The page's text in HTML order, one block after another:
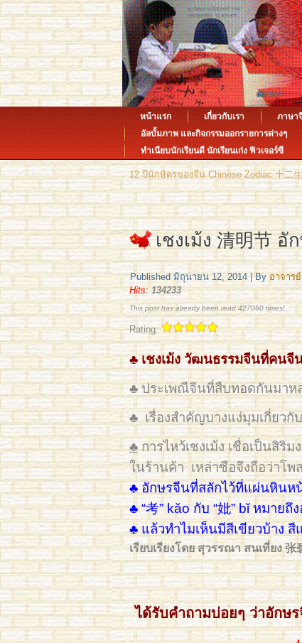
หน้าแรก เกี่ยวกับเรา ภาษา
อัลบั้มภาพ และกิจกรรมออกรายการต่างๆ
ทำเนียบนักเรียนดี นักเรียนเก่ง ฟิวเจอร์ซี
12 ปีนักษัตรของจีน Chinese Zodiac 十二
เชงเม้ง 清明节
Published มิถุนายน 12, 2014|By อาจาร
Hits: 134233
This post has already been read 427060 times!
Rating:
♣ เชงเม้ง วัฒนธรรมจีนที่คนจี
♣ ประเพณีจีนที่สืบทอดกันมาห
♣ เรื่องสำคัญบางแง่มุมเกี่ยวกั
♣การไหว้เชงเม้ง เชื่อเป็นสิริ
ในร้านค้าเหล่าซือจึงถือว่าโ
♣ อักษรจีนที่สลักไว้ที่แผ่นหินห
♣ “考” kǎo กับ “妣” bǐ หมายถึ
♣ แล้วทำไมเห็นมีสีเขียวบ้าง สี
เรียบเรียงโดย สุวรรณา สนเที่ยง 张
ได้รับคำถามบ่อยๆ ว่าอักษ